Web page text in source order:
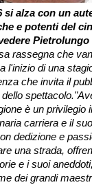
alza con un
e potenti del
Pietrolungo
rassegna che
l'inizio di una
che invita il
spettacolo.
è un privilegio
carriera e il
dedizione e
una strada,
e i suoi
dei grandi